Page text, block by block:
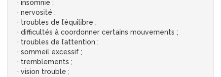
· insomnie ;
· nervosité ;
· troubles de l’équilibre ;
· difficultés à coordonner certains mouvements ;
· troubles de l’attention ;
· sommeil excessif ;
· tremblements ;
· vision trouble ;